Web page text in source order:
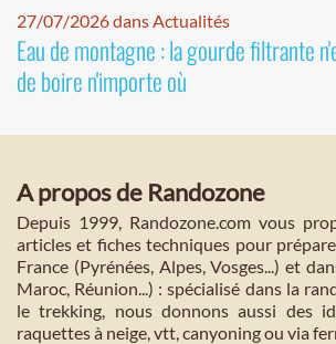
27/07/2026 dans Actualités
Eau de montagne : la gourde filtrante
de boire n'importe où
A propos de Randozone
Depuis 1999, Randozone.com vous
articles et fiches techniques pour
France (Pyrénées, Alpes, Vosges...) et
Maroc, Réunion...) : spécialisé dans la
le trekking, nous donnons aussi des
raquettes à neige, vtt, canyoning ou via